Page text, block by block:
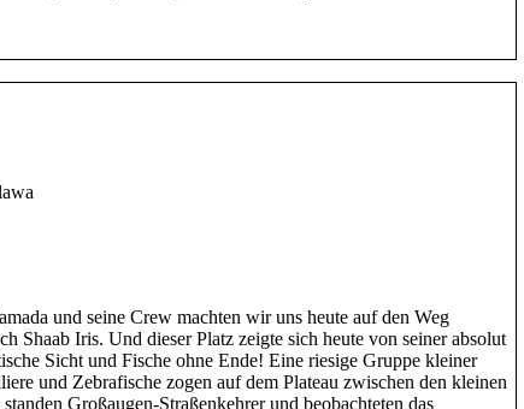
und seine Crew machten wir uns heute auf den Weg
Shaab Iris. Und dieser Platz zeigte sich heute von seiner absolut
Sicht und Fische ohne Ende! Eine riesige Gruppe kleiner
und Zebrafische zogen auf dem Plateau zwischen den kleinen
Großaugen-Straßenkehrer und beobachteten das